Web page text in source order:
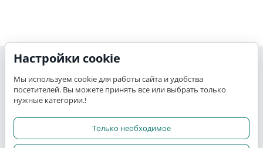
Моя учетная запись
K-TEX
Настройки cookie
Мы используем cookie для работы сайта и удобства
посетителей. Вы можете принять все или выбрать только
нужные категории.!
Только необходимое